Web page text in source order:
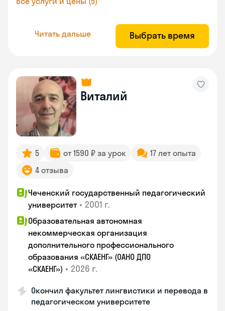
Читать дальше Выбрать время
Виталий
5 от 1590 ₽ за урок
17 лет опыта
4 отзыва
Чеченский государственный педагогический
университет • 2001 г.
Образовательная автономная
некоммерческая организация
дополнительного профессионального
образования «СКАЕНГ» (ОАНО ДПО
«СКАЕНГ») • 2026 г.
Окончил факультет лингвистики и перевода в
педагогическом университете